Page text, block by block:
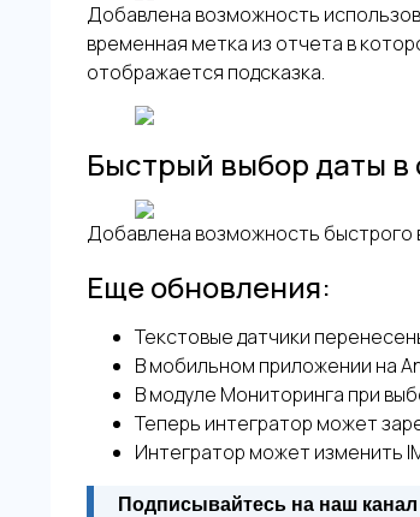
Добавлена возможность
временная метка из отчета в
отображается подсказка.
Быстрый выбор даты в
Добавлена возможность быстрого
Еще обновления:
Текстовые датчики
В мобильном приложении на
В модуле Мониторинга при
Теперь интегратор может
Интегратор может изменить
Подписывайтесь на наш канал